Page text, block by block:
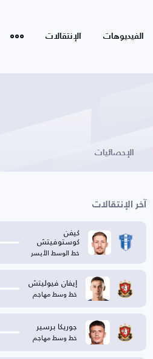
الفيديوهات الإنتقالات
الإحصائيات
آخر الإنتقالات
كيفن
كوستوفيتش
خط الوسط الأيسر
إيفان فيوليتش
خط وسط مهاجم
جوريكا برسير
خط وسط مهاجم